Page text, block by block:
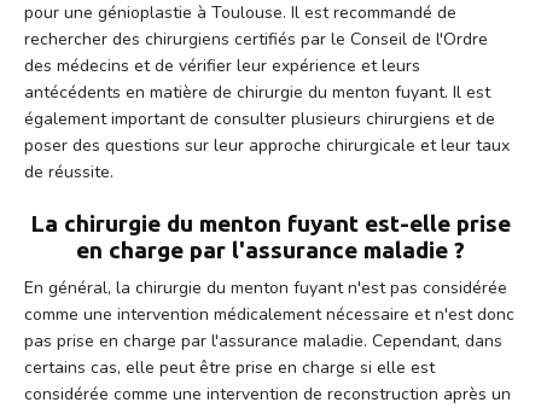
pour une génioplastie à Toulouse. Il est recommandé de
rechercher des chirurgiens certifiés par le Conseil de l'Ordre
des médecins et de vérifier leur expérience et leurs
antécédents en matière de chirurgie du menton fuyant. Il est
également important de consulter plusieurs chirurgiens et de
poser des questions sur leur approche chirurgicale et leur taux
de réussite.
La chirurgie du menton fuyant est-elle prise
en charge par l'assurance maladie ?
En général, la chirurgie du menton fuyant n'est pas considérée
comme une intervention médicalement nécessaire et n'est donc
pas prise en charge par l'assurance maladie. Cependant, dans
certains cas, elle peut être prise en charge si elle est
considérée comme une intervention de reconstruction après un